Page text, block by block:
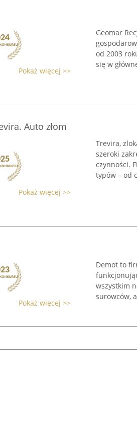
Pokaż więcej >>
Geomar
od 2003
się w
Auto złom
Pokaż więcej >>
Trevira,
szeroki
czynności.
typów – od
Pokaż więcej >>
Demot to
wszystkim
surowców,